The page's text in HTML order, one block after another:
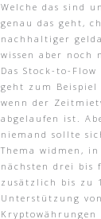
Welche das sind
genau das geht,
nachhaltiger
wissen aber noch
Das Stock-to-Flow
geht zum Beispiel
wenn der
abgelaufen ist.
niemand sollte
Thema widmen, in
nächsten drei bis
zusätzlich bis zu
Unterstützung von
Kryptowährungen